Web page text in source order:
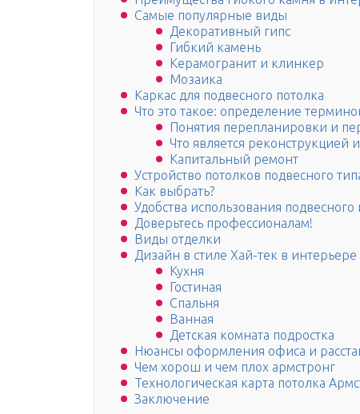
Самые популярные виды
Декоративный гипс
Гибкий камень
Керамогранит и клинкер
Мозаика
Каркас для подвесного потолка
Что это такое: определение
Понятия перепланировки и
Что является реконструкцией
Капитальный ремонт
Устройство потолков подвесного
Как выбрать?
Удобства использования
Доверьтесь профессионалам!
Виды отделки
Дизайн в стиле Хай-тек в интерьере
Кухня
Гостиная
Спальня
Ванная
Детская комната подростка
Нюансы оформления офиса и
Чем хорош и чем плох армстронг
Технологическая карта потолка
Заключение